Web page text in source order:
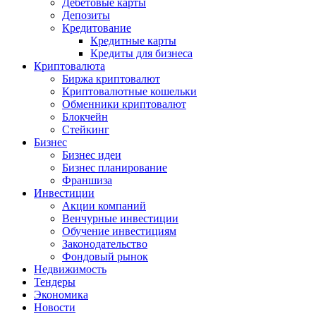
Дебетовые карты
Депозиты
Кредитование
Кредитные карты
Кредиты для бизнеса
Криптовалюта
Биржа криптовалют
Криптовалютные кошельки
Обменники криптовалют
Блокчейн
Стейкинг
Бизнес
Бизнес идеи
Бизнес планирование
Франшиза
Инвестиции
Акции компаний
Венчурные инвестиции
Обучение инвестициям
Законодательство
Фондовый рынок
Недвижимость
Тендеры
Экономика
Новости